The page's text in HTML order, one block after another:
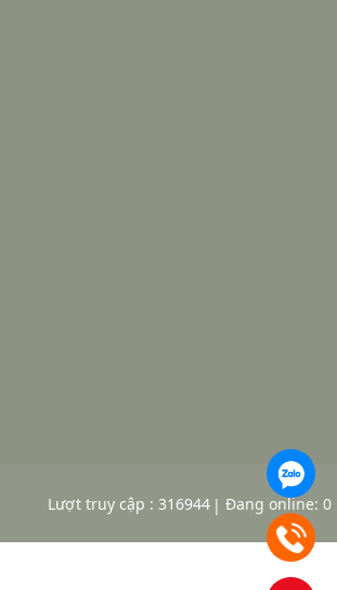
Lượt truy cập : 316944 Đang online: 0